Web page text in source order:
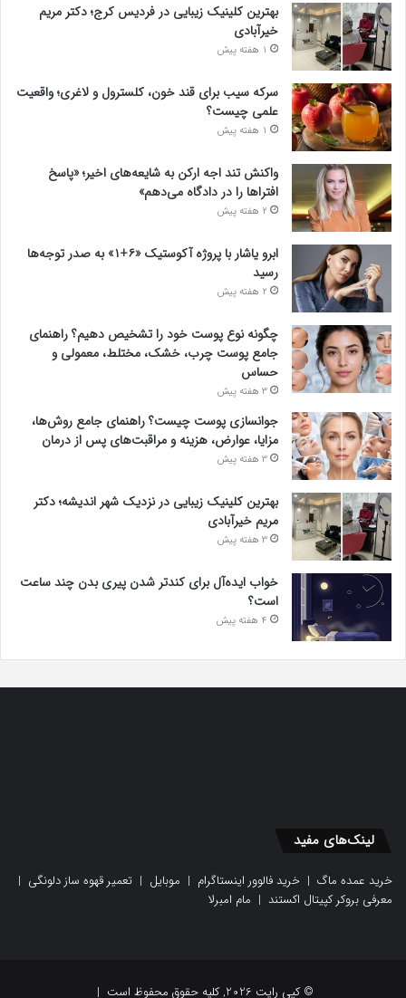
بهترین کلینیک زیبایی در فردیس کرج؛ دکتر مریم
خیرآبادی
1 هفته پیش
سرکه سیب برای قند خون، کلسترول و لاغری؛ واقعیت
علمی چیست؟
1 هفته پیش
واکنش تند اجه ارکن به شایعه‌های اخیر؛ «پاسخ
افتراها را در دادگاه می‌دهم»
2 هفته پیش
ابرو یاشار با پروژه آکوستیک «۶+۱» به صدر توجه‌ها
رسید
2 هفته پیش
چگونه نوع پوست خود را تشخیص دهیم؟ راهنمای
جامع پوست چرب، خشک، مختلط، معمولی و
حساس
3 هفته پیش
جوانسازی پوست چیست؟ راهنمای جامع روش‌ها،
مزایا، عوارض، هزینه و مراقبت‌های پس از درمان
3 هفته پیش
بهترین کلینیک زیبایی در نزدیک شهر اندیشه؛ دکتر
مریم خیرآبادی
3 هفته پیش
خواب ایده‌آل برای کندتر شدن پیری بدن چند ساعت
است؟
4 هفته پیش
لینک‌های مفید
خرید عمده ماگ | خرید فالوور اینستاگرام | موبایل | تعمیر قهوه ساز دلونگی |
معرفی بروکر کپیتال اکستند | مام امبرلا
© کپی رایت 2026, کلیه حقوق محفوظ است |